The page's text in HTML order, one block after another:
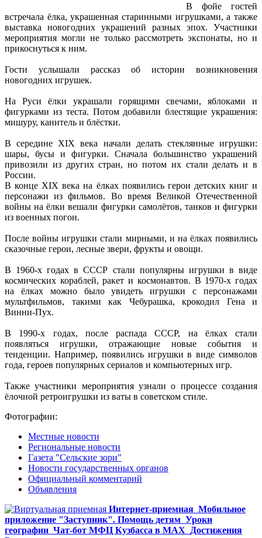
В фойе гостей
встречала ёлка, украшенная старинными игрушками, а также
выставка новогодних украшений разных эпох. Участники
мероприятия могли не только рассмотреть экспонаты, но и
прикоснуться к ним.
Гости услышали рассказ об истории возникновения
новогодних игрушек.
На Руси ёлки украшали горящими свечами, яблоками и
фигурками из теста. Потом добавили блестящие украшения:
мишуру, канитель и блёстки.
В середине XIX века начали делать стеклянные игрушки:
шары, бусы и фигурки. Сначала большинство украшений
привозили из других стран, но потом их стали делать и в
России.
В конце XIX века на ёлках появились герои детских книг и
персонажи из фильмов. Во время Великой Отечественной
войны на ёлки вешали фигурки самолётов, танков и фигурки
из военных погон.
После войны игрушки стали мирными, и на ёлках появились
сказочные герои, лесные звери, фрукты и овощи.
В 1960-х годах в СССР стали популярны игрушки в виде
космических кораблей, ракет и космонавтов. В 1970-х годах
на ёлках можно было увидеть игрушки с персонажами
мультфильмов, такими как Чебурашка, крокодил Гена и
Винни-Пух.
В 1990-х годах, после распада СССР, на ёлках стали
появляться игрушки, отражающие новые события и
тенденции. Например, появились игрушки в виде символов
года, героев популярных сериалов и компьютерных игр.
Также участники мероприятия узнали о процессе создания
ёлочной ретроигрушки из ваты в советском стиле.
Фотографии:
Местные новости
Региональные новости
Газета "Сельские зори"
Новости государственных органов
Официальный комментарий
Объявления
Интернет-приемная Мобильное
приложение "Заступник". Помощь детям Уроки
географии Чат-бот МФЦ Кузбасса в MAX
Достижения